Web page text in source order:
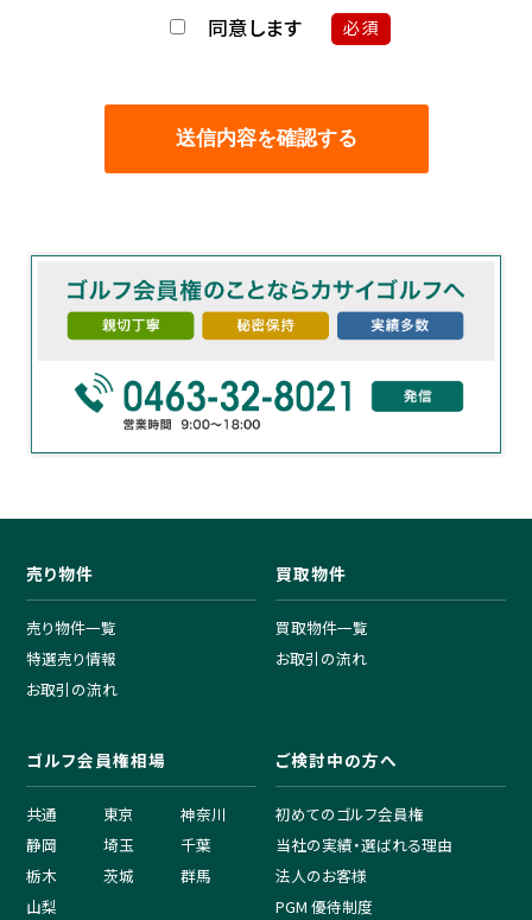
同意します 必須
売り物件
売り物件一覧
特選売り情報
お取引の流れ
買取物件
買取物件一覧
お取引の流れ
ゴルフ会員権相場
共通 東京
神奈川
静岡
埼玉
千葉
栃木
茨城
群馬
山梨
ご検討中の方へ
初めてのゴルフ会員権
当社の実績・選ばれる理由
法人のお客様
PGM 優待制度